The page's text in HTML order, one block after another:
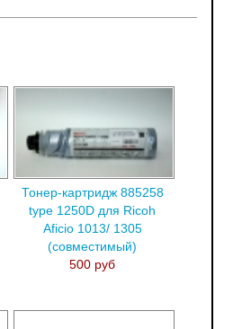
Тонер-картридж 885258
type 1250D для Ricoh
Aficio 1013/ 1305
(совместимый)
500 руб